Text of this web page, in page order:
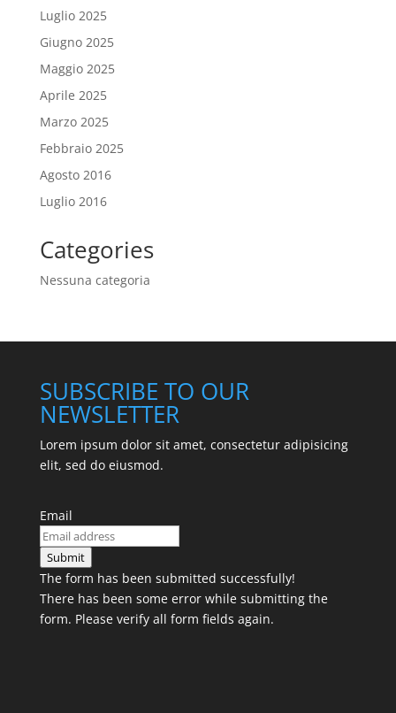
Luglio 2025
Giugno 2025
Maggio 2025
Aprile 2025
Marzo 2025
Febbraio 2025
Agosto 2016
Luglio 2016
Categories
Nessuna categoria
SUBSCRIBE TO OUR
NEWSLETTER
Lorem ipsum dolor sit amet, consectetur adipisicing
elit, sed do eiusmod.
Email
Submit
The form has been submitted successfully!
There has been some error while submitting the
form. Please verify all form fields again.